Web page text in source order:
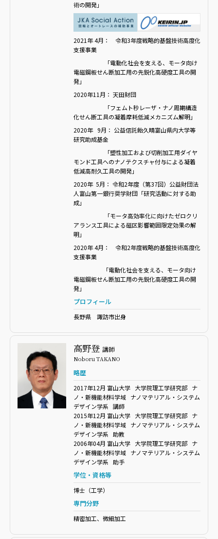
術の開発」
2021年 4月： 令和3年度戦略的基盤技術高度化
支援事業
「電動化社会を支える、モータ向け
電磁鋼板せん断加工用の先鋭化高硬度工具の開
発」
2020年11月： 天田財団
「フェムト秒レーザ・ナノ周期構造
化せん断工具の凝着摩耗低減メカニズム解明」
2020年 9月： 公益信託飴久晴富山県内大学等
研究助成基金
「塑性加工および切削加工用ダイヤ
モンド工具へのナノテクスチャ付与による凝着
低減高耐久工具の開発」
2020年 5月： 令和2年度（第37回）公益財団法
人富山第一銀行奨学財団「研究活動に対する助
成」
「モータ高効率化に向けたゼロクリ
アランス工具による磁区影響範囲限定効果の解
明」
2020年 4月： 令和2年度戦略的基盤技術高度化
支援事業
「電動化社会を支える、モータ向け
電磁鋼板せん断加工用の先鋭化高硬度工具の開
発」
プロフィール
長野県 諏訪市出身
高野登 講師
Noboru TAKANO
略歴
2017年12月 富山大学 大学院理工学研究部 ナ
ノ・新機能材料学域 ナノマテリアル・システム
デザイン学系 講師
2015年12月 富山大学 大学院理工学研究部 ナ
ノ・新機能材料学域 ナノマテリアル・システム
デザイン学系 助教
2006年04月 富山大学 大学院理工学研究部 ナ
ノ・新機能材料学域 ナノマテリアル・システム
デザイン学系 助手
学位・資格等
博士（工学）
専門分野
精密加工、微細加工